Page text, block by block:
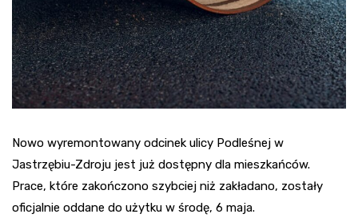
Nowo wyremontowany odcinek ulicy Podleśnej w
Jastrzębiu-Zdroju jest już dostępny dla mieszkańców.
Prace, które zakończono szybciej niż zakładano, zostały
oficjalnie oddane do użytku w środę, 6 maja.